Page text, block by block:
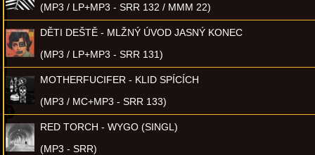
(MP3 / LP+MP3 - SRR 132 / MMM 22)
DĚTI DEŠTĚ - MLŽNÝ ÚVOD JASNÝ KONEC
(MP3 / LP+MP3 - SRR 131)
MOTHERFUCIFER - KLID SPÍCÍCH
(MP3 / MC+MP3 - SRR 133)
RED TORCH - WYGO (SINGL)
(MP3 - SRR)